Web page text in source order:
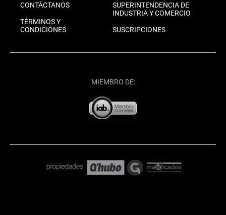
CONTÁCTANOS
TÉRMINOS Y
CONDICIONES
SUPERINTENDENCIA DE
INDUSTRIA Y COMERCIO
SUSCRIPCIONES
MIEMBRO DE: